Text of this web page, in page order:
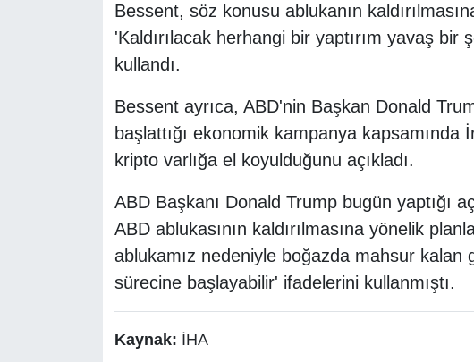
Bessent, söz konusu ablukanın
'Kaldırılacak herhangi bir yaptırım yavaş bir
kullandı.
Bessent ayrıca, ABD'nin Başkan Donald
başlattığı ekonomik kampanya kapsamında
kripto varlığa el koyulduğunu açıkladı.
ABD Başkanı Donald Trump bugün yaptığı
ABD ablukasının kaldırılmasına yönelik
ablukamız nedeniyle boğazda mahsur kalan
sürecine başlayabilir' ifadelerini kullanmıştı.
Kaynak: İHA